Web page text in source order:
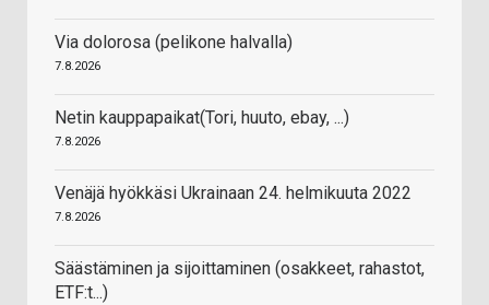
Via dolorosa (pelikone halvalla)
7.8.2026
Netin kauppapaikat(Tori, huuto, ebay, ...)
7.8.2026
Venäjä hyökkäsi Ukrainaan 24. helmikuuta 2022
7.8.2026
Säästäminen ja sijoittaminen (osakkeet, rahastot,
ETF:t...)